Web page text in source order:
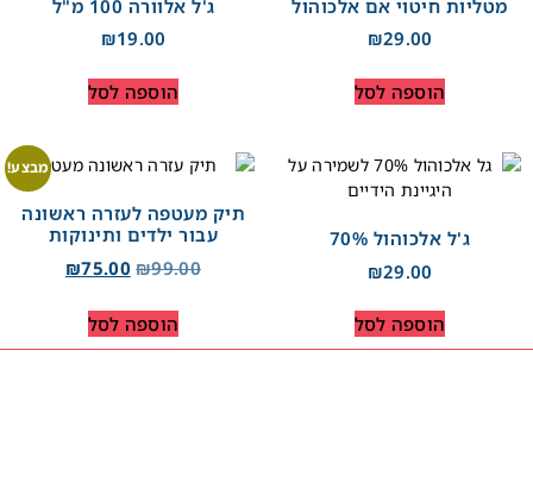
מטליות חיטוי אם אלכוהול
₪29.00
הוספה לסל
ג'ל אלוורה 100 מ"ל
₪19.00
הוספה לסל
ג'ל אלכוהול 70%
₪29.00
הוספה לסל
מבצע!
תיק מעטפה לעזרה ראשונה
עבור ילדים ותינוקות
₪99.00
₪75.00
הוספה לסל